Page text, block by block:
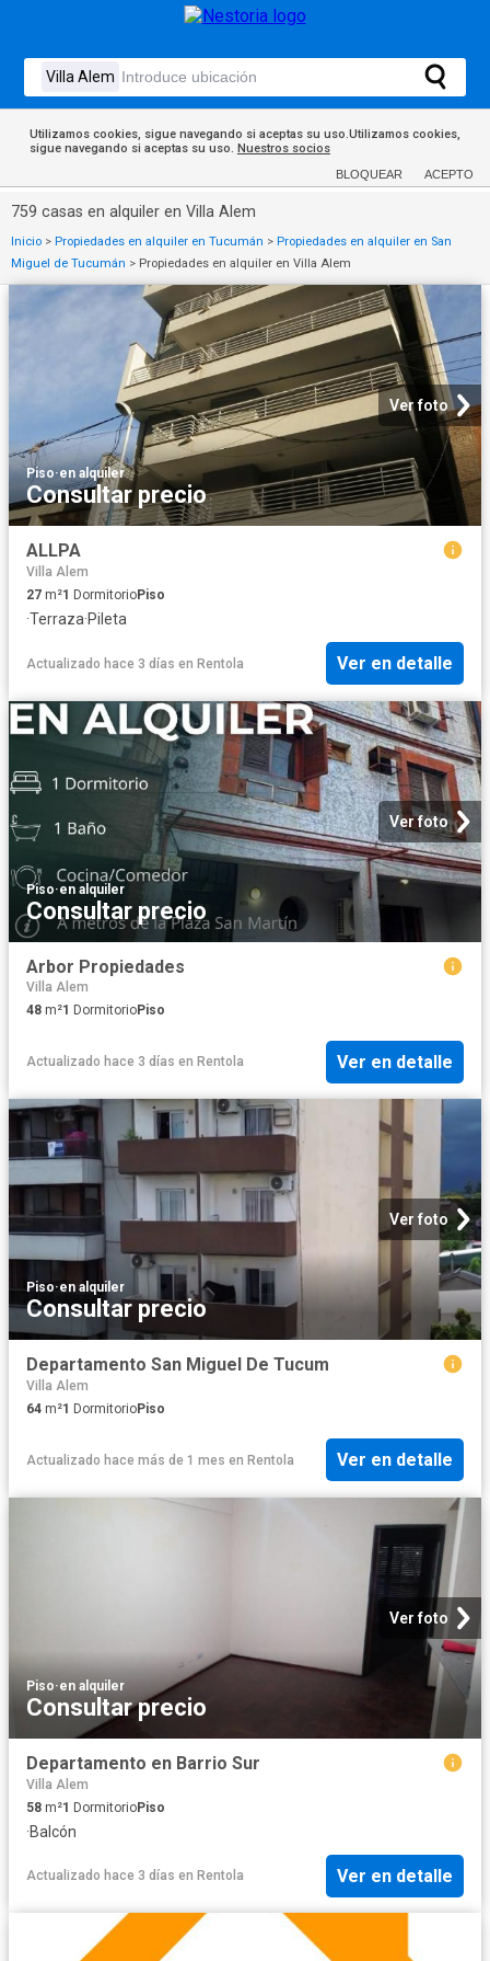
Utilizamos cookies, sigue navegando si aceptas su uso.Utilizamos cookies,
sigue navegando si aceptas su uso. Nuestros socios
BLOQUEAR ACEPTO
759 casas en alquiler en Villa Alem
Inicio > Propiedades en alquiler en Tucumán > Propiedades en alquiler en San
Miguel de Tucumán > Propiedades en alquiler en Villa Alem
Ver foto
Piso·en alquiler
Consultar precio
ALLPA
Villa Alem
27 m²1 DormitorioPiso
·Terraza·Pileta
Actualizado hace 3 días en Rentola Ver en detalle
Ver foto
Piso·en alquiler
Consultar precio
Arbor Propiedades
Villa Alem
48 m²1 DormitorioPiso
Actualizado hace 3 días en Rentola Ver en detalle
Ver foto
Piso·en alquiler
Consultar precio
Departamento San Miguel De Tucum
Villa Alem
64 m²1 DormitorioPiso
Actualizado hace más de 1 mes en Rentola Ver en detalle
Ver foto
Piso·en alquiler
Consultar precio
Departamento en Barrio Sur
Villa Alem
58 m²1 DormitorioPiso
·Balcón
Actualizado hace 3 días en Rentola Ver en detalle